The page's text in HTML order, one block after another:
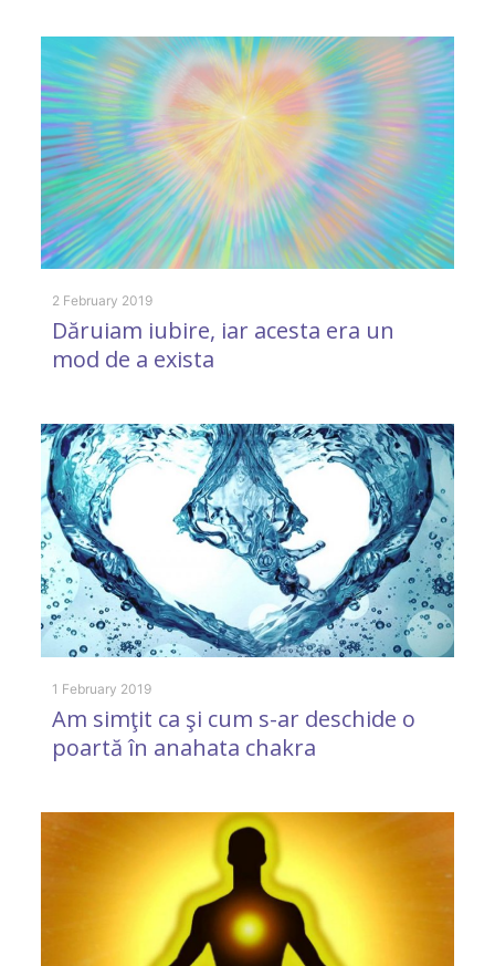
2 February 2019
Dăruiam iubire, iar acesta era un
mod de a exista
1 February 2019
Am simţit ca şi cum s-ar deschide o
poartă în anahata chakra